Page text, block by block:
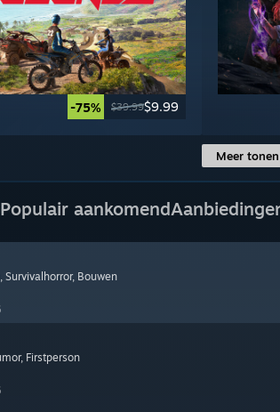
-75% $39.99$9.99
Meer tonen
Populair aankomend
, Survivalhorror, Bouwen
, Firstperson